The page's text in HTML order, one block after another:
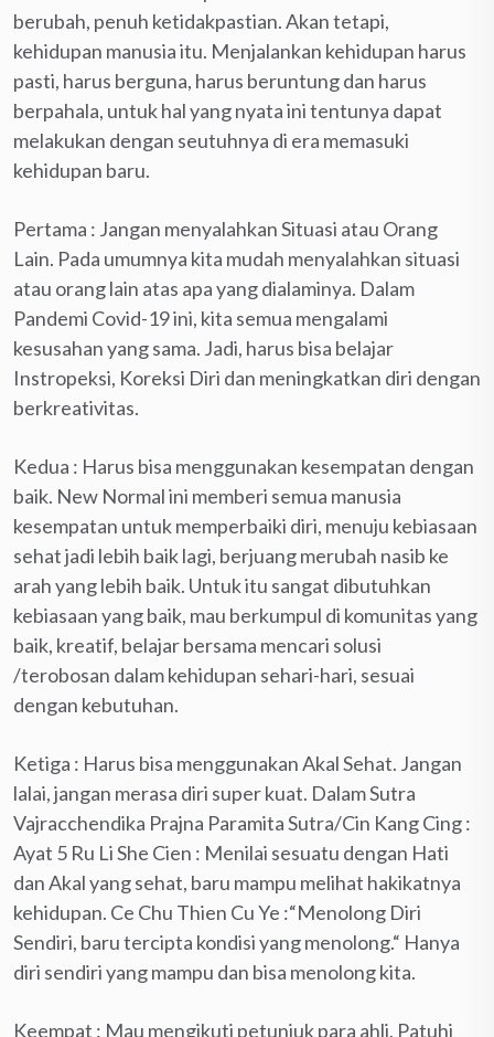
berubah, penuh ketidakpastian. Akan tetapi,
kehidupan manusia itu. Menjalankan kehidupan harus
pasti, harus berguna, harus beruntung dan harus
berpahala, untuk hal yang nyata ini tentunya dapat
melakukan dengan seutuhnya di era memasuki
kehidupan baru.
Pertama : Jangan menyalahkan Situasi atau Orang
Lain. Pada umumnya kita mudah menyalahkan situasi
atau orang lain atas apa yang dialaminya. Dalam
Pandemi Covid-19 ini, kita semua mengalami
kesusahan yang sama. Jadi, harus bisa belajar
Instropeksi, Koreksi Diri dan meningkatkan diri dengan
berkreativitas.
Kedua : Harus bisa menggunakan kesempatan dengan
baik. New Normal ini memberi semua manusia
kesempatan untuk memperbaiki diri, menuju kebiasaan
sehat jadi lebih baik lagi, berjuang merubah nasib ke
arah yang lebih baik. Untuk itu sangat dibutuhkan
kebiasaan yang baik, mau berkumpul di komunitas yang
baik, kreatif, belajar bersama mencari solusi
/terobosan dalam kehidupan sehari-hari, sesuai
dengan kebutuhan.
Ketiga : Harus bisa menggunakan Akal Sehat. Jangan
lalai, jangan merasa diri super kuat. Dalam Sutra
Vajracchendika Prajna Paramita Sutra/Cin Kang Cing :
Ayat 5 Ru Li She Cien : Menilai sesuatu dengan Hati
dan Akal yang sehat, baru mampu melihat hakikatnya
kehidupan. Ce Chu Thien Cu Ye :“Menolong Diri
Sendiri, baru tercipta kondisi yang menolong.“ Hanya
diri sendiri yang mampu dan bisa menolong kita.
Keempat : Mau mengikuti petunjuk para ahli. Patuhi